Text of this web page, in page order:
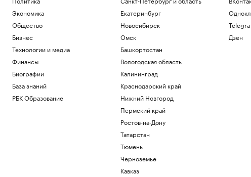
Экономика
Общество
Бизнес
Технологии и медиа
Финансы
Биографии
База знаний
РБК Образование
Екатеринбург
Новосибирск
Омск
Башкортостан
Вологодская область
Калининград
Краснодарский край
Нижний Новгород
Пермский край
Ростов-на-Дону
Татарстан
Тюмень
Черноземье
Кавказ
Дзен